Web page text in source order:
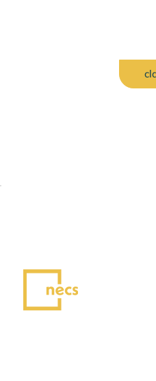
enriquece el sentido